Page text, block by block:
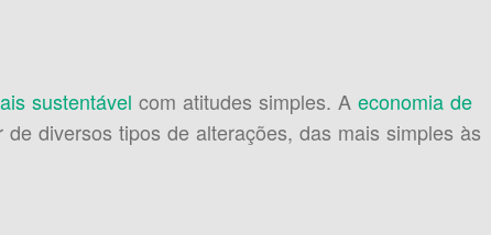
sustentável com atitudes simples. A economia de
diversos tipos de alterações, das mais simples às